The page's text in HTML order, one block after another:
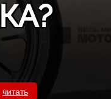
читать